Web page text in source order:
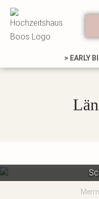
Zum
Inhalt
springen
> EARLY